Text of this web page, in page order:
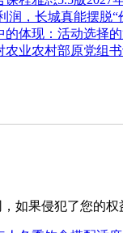
润，长城真能摆脱“
的体现：活动选择
业农村部原党组
如果侵犯了您的权